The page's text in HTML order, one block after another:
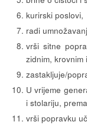
kurirski poslovi,
radi
vrši sitne
zidnim, krovnim
zastakljuje/
U vrijeme
i stolariju,
vrši popravku